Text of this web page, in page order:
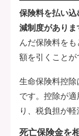
保険料を払い
減制度がありま
んだ保険料を
額を引くことが
生命保険料控
です。控除が
り、税負担が軽
死亡保険金を